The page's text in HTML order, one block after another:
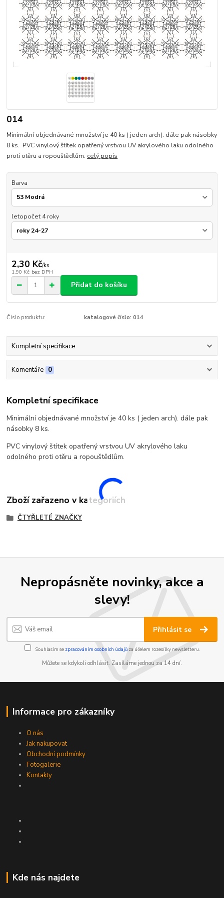
014
Minimální objednávané množství je 40 ks ( jeden arch). dále pak násobky
8 ks. PVC vinylový štítek opatřený vrstvou UV akrylového laku odolného
proti otěru a ropouštědlům. celý popis
Barva
letopočet 4 roky
2,30 Kč/ks
1,90 Kč bez DPH
Přidat do košíku
Číslo produktu: katalogové číslo: 014
Kompletní specifikace
Komentáře 0
Kompletní specifikace
Minimální objednávané množství je 40 ks ( jeden arch). dále pak
násobky 8 ks.
PVC vinylový štítek opatřený vrstvou UV akrylového laku
odolného proti otěru a ropouštědlům.
Zboží zařazeno v kategoriích
ČTYŘLETÉ ZNAČKY
Nepropásněte novinky, akce a
slevy!
Přihlásit se
Souhlasím se zpracováním osobních údajůza účelem rozesílky newsletteru.
Můžete se kdykoli odhlásit. Zasíláme jednou za 14 dní.
Informace pro zákazníky
O nás
Jak nakupovat
Obchodní podmínky
Fotogalerie
Kontakty
Kde nás najdete